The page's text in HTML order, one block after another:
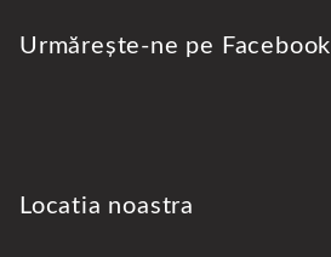
Urmărește-ne pe Facebook
Locatia noastra